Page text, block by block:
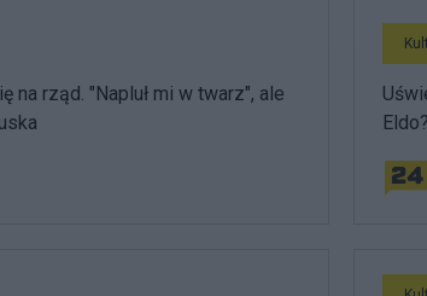
na rząd. "Napluł mi w twarz", ale
Eldo?